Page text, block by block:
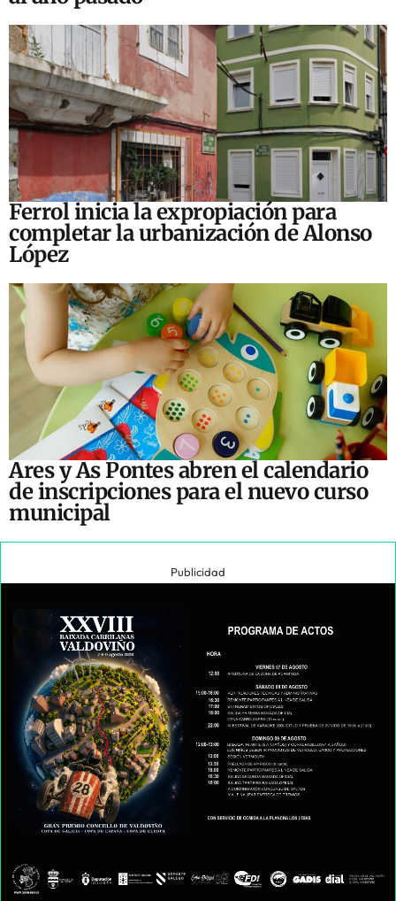
Ferrol inicia la expropiación para
completar la urbanización de Alonso
López
Ares y As Pontes abren el calendario
de inscripciones para el nuevo curso
municipal
Publicidad